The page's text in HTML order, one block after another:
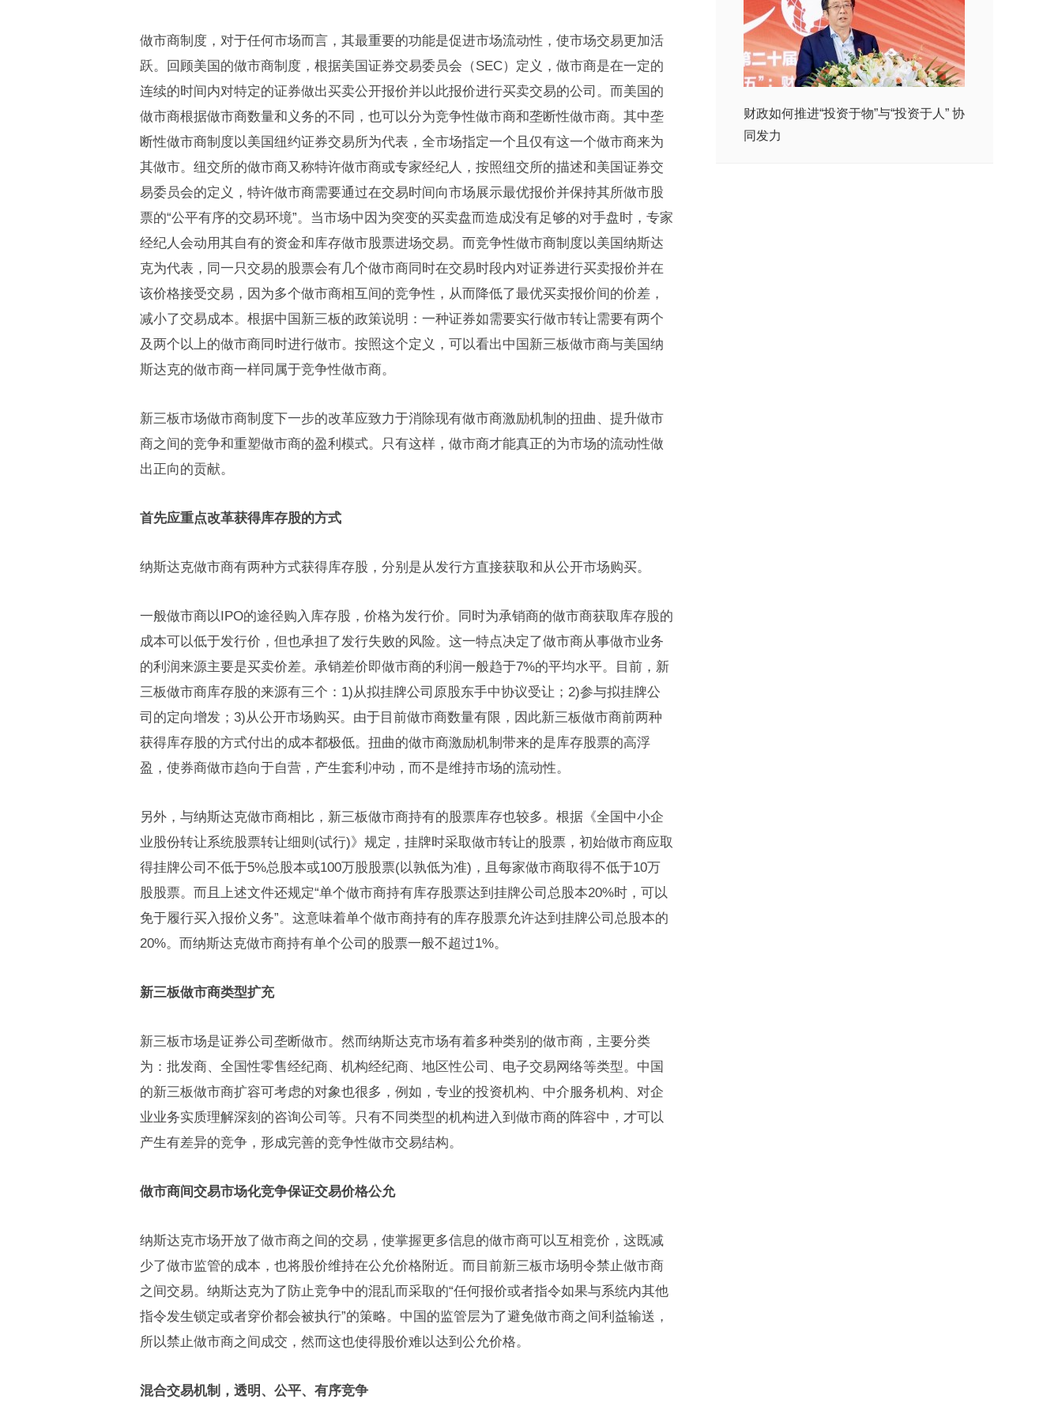
做市商制度，对于任何市场而言，其最重要的功能是促进市场流动性，使市场交易更加活
跃。回顾美国的做市商制度，根据美国证券交易委员会（SEC）定义，做市商是在一定的
连续的时间内对特定的证券做出买卖公开报价并以此报价进行买卖交易的公司。而美国的
做市商根据做市商数量和义务的不同，也可以分为竞争性做市商和垄断性做市商。其中垄
断性做市商制度以美国纽约证券交易所为代表，全市场指定一个且仅有这一个做市商来为
其做市。纽交所的做市商又称特许做市商或专家经纪人，按照纽交所的描述和美国证券交
易委员会的定义，特许做市商需要通过在交易时间向市场展示最优报价并保持其所做市股
票的“公平有序的交易环境”。当市场中因为突变的买卖盘而造成没有足够的对手盘时，专家
经纪人会动用其自有的资金和库存做市股票进场交易。而竞争性做市商制度以美国纳斯达
克为代表，同一只交易的股票会有几个做市商同时在交易时段内对证券进行买卖报价并在
该价格接受交易，因为多个做市商相互间的竞争性，从而降低了最优买卖报价间的价差，
减小了交易成本。根据中国新三板的政策说明：一种证券如需要实行做市转让需要有两个
及两个以上的做市商同时进行做市。按照这个定义，可以看出中国新三板做市商与美国纳
斯达克的做市商一样同属于竞争性做市商。
新三板市场做市商制度下一步的改革应致力于消除现有做市商激励机制的扭曲、提升做市
商之间的竞争和重塑做市商的盈利模式。只有这样，做市商才能真正的为市场的流动性做
出正向的贡献。
首先应重点改革获得库存股的方式
纳斯达克做市商有两种方式获得库存股，分别是从发行方直接获取和从公开市场购买。
一般做市商以IPO的途径购入库存股，价格为发行价。同时为承销商的做市商获取库存股的
成本可以低于发行价，但也承担了发行失败的风险。这一特点决定了做市商从事做市业务
的利润来源主要是买卖价差。承销差价即做市商的利润一般趋于7%的平均水平。目前，新
三板做市商库存股的来源有三个：1)从拟挂牌公司原股东手中协议受让；2)参与拟挂牌公
司的定向增发；3)从公开市场购买。由于目前做市商数量有限，因此新三板做市商前两种
获得库存股的方式付出的成本都极低。扭曲的做市商激励机制带来的是库存股票的高浮
盈，使券商做市趋向于自营，产生套利冲动，而不是维持市场的流动性。
另外，与纳斯达克做市商相比，新三板做市商持有的股票库存也较多。根据《全国中小企
业股份转让系统股票转让细则(试行)》规定，挂牌时采取做市转让的股票，初始做市商应取
得挂牌公司不低于5%总股本或100万股股票(以孰低为准)，且每家做市商取得不低于10万
股股票。而且上述文件还规定“单个做市商持有库存股票达到挂牌公司总股本20%时，可以
免于履行买入报价义务”。这意味着单个做市商持有的库存股票允许达到挂牌公司总股本的
20%。而纳斯达克做市商持有单个公司的股票一般不超过1%。
新三板做市商类型扩充
新三板市场是证券公司垄断做市。然而纳斯达克市场有着多种类别的做市商，主要分类
为：批发商、全国性零售经纪商、机构经纪商、地区性公司、电子交易网络等类型。中国
的新三板做市商扩容可考虑的对象也很多，例如，专业的投资机构、中介服务机构、对企
业业务实质理解深刻的咨询公司等。只有不同类型的机构进入到做市商的阵容中，才可以
产生有差异的竞争，形成完善的竞争性做市交易结构。
做市商间交易市场化竞争保证交易价格公允
纳斯达克市场开放了做市商之间的交易，使掌握更多信息的做市商可以互相竞价，这既减
少了做市监管的成本，也将股价维持在公允价格附近。而目前新三板市场明令禁止做市商
之间交易。纳斯达克为了防止竞争中的混乱而采取的“任何报价或者指令如果与系统内其他
指令发生锁定或者穿价都会被执行”的策略。中国的监管层为了避免做市商之间利益输送，
所以禁止做市商之间成交，然而这也使得股价难以达到公允价格。
混合交易机制，透明、公平、有序竞争
财政如何推进“投资于物”与“投资于人” 协
同发力